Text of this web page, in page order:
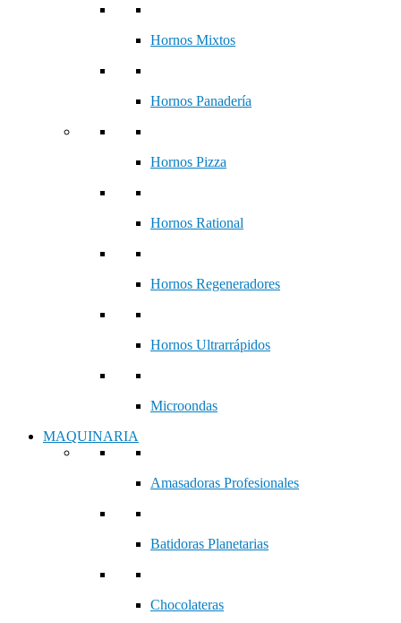
Hornos Mixtos
Hornos Panadería
Hornos Pizza
Hornos Rational
Hornos Regeneradores
Hornos Ultrarrápidos
Microondas
MAQUINARIA
Amasadoras Profesionales
Batidoras Planetarias
Chocolateras